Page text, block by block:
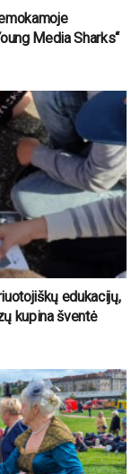
Media Sharks“
edukacijų,
kupina šventė